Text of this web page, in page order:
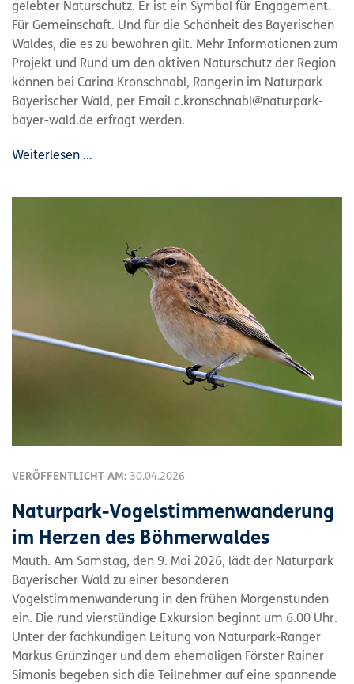
gelebter Naturschutz. Er ist ein Symbol für Engagement.
Für Gemeinschaft. Und für die Schönheit des Bayerischen
Waldes, die es zu bewahren gilt. Mehr Informationen zum
Projekt und Rund um den aktiven Naturschutz der Region
können bei Carina Kronschnabl, Rangerin im Naturpark
Bayerischer Wald, per Email c.kronschnabl@naturpark-
bayer-wald.de erfragt werden.
Weiterlesen …
VERÖFFENTLICHT AM: 30.04.2026
Naturpark-Vogelstimmenwanderung
im Herzen des Böhmerwaldes
Mauth. Am Samstag, den 9. Mai 2026, lädt der Naturpark
Bayerischer Wald zu einer besonderen
Vogelstimmenwanderung in den frühen Morgenstunden
ein. Die rund vierstündige Exkursion beginnt um 6.00 Uhr.
Unter der fachkundigen Leitung von Naturpark-Ranger
Markus Grünzinger und dem ehemaligen Förster Rainer
Simonis begeben sich die Teilnehmer auf eine spannende